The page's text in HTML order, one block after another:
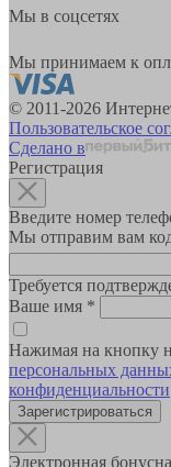
Мы в соцсетях
Мы принимаем к
© 2011-2026
Пользовательское
Сделано в
Регистрация
Введите номер
Мы отправим вам
Требуется
Ваше имя *
Нажимая на кнопку
персональных
конфиденциальности
Зарегистрироваться
Электронная